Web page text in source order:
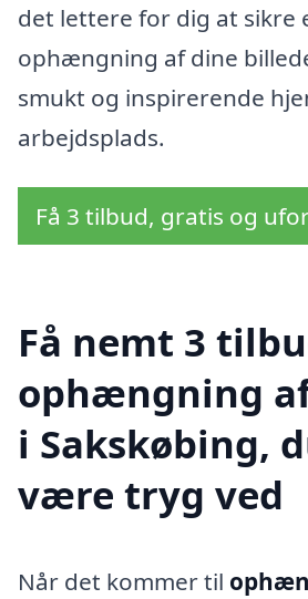
det lettere for dig at sikre
ophængning af dine
smukt og inspirerende
arbejdsplads.
Få 3 tilbud, gratis og
Få nemt 3
ophængning
i Sakskøbing,
være tryg ved
Når det kommer til